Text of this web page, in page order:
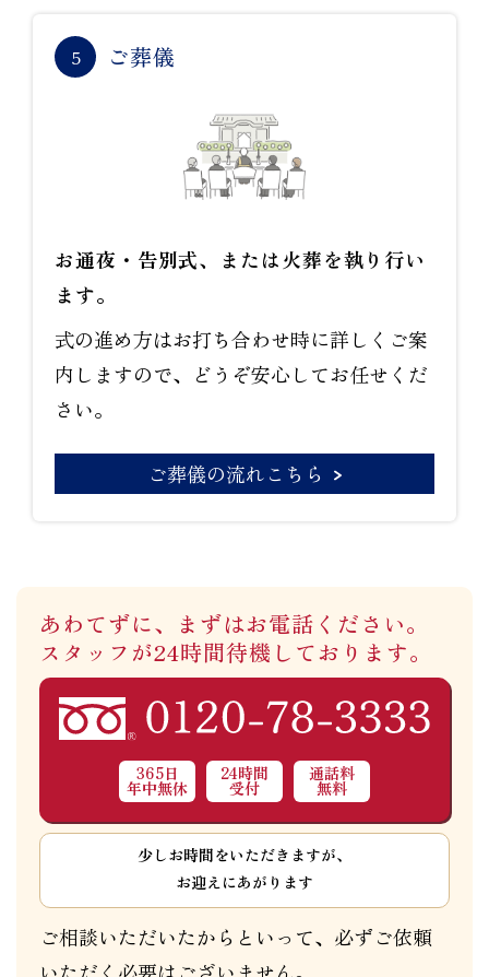
5 ご葬儀
お通夜・告別式、または火葬を執り行い
ます。
式の進め方はお打ち合わせ時に詳しくご案
内しますので、どうぞ安心してお任せくだ
さい。
ご葬儀の流れこちら
あわてずに、まずはお電話ください。
スタッフが24時間待機しております。
365日
年中無休
24時間
受付
通話料
無料
少しお時間をいただきますが、
お迎えにあがります
ご相談いただいたからといって、必ずご依頼
いただく必要はございません。